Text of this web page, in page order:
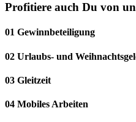
Profitiere auch Du von
01 Gewinnbeteiligung
02 Urlaubs- und
03 Gleitzeit
04 Mobiles Arbeiten